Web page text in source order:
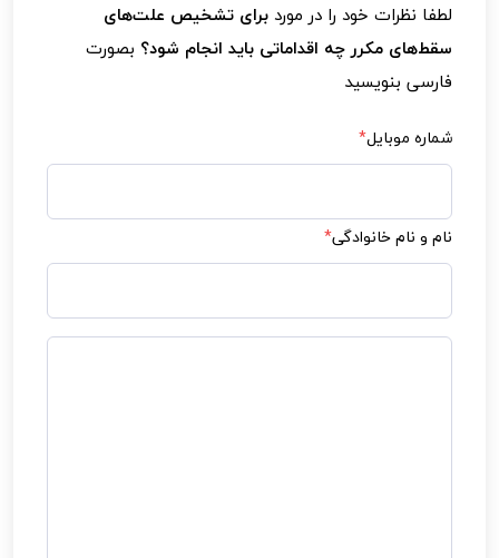
کروموزومی و سقط‌های مکرر کمک کند. توصیه
می‌شود قبل از بارداری شروع به مصرف فولیک
اسید کنید.
لطفا نظرات خود را در مورد برای تشخیص علت‌های
سقط‌های مکرر چه اقداماتی باید انجام شود؟ بصورت
فارسی بنویسید
شماره موبایل*
نام و نام خانوادگی*